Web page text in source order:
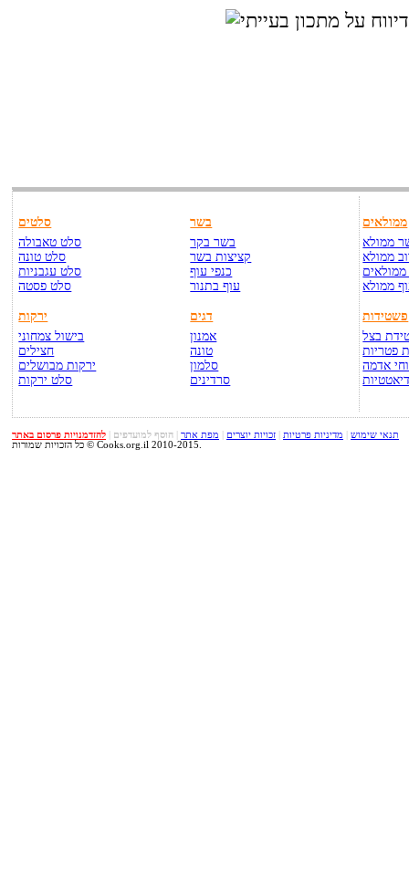
סלטים
סלט טאבולה
סלט טונה
סלט עגבניות
סלט פסטה
ירקות
בישול צמחוני
חצילים
ירקות מבושלים
סלט ירקות
בשר
בשר בקר
קציצות בשר
כנפי עוף
עוף בתנור
דגים
אמנון
טונה
סלמון
סרדינים
ממולאים
ממולא
ממולא
ממולא
פשטידות
בצל
פטריות
אדמה
תנאי שימוש מדיניות פרטיות זכויות יוצרים מפת אתר הוסף למועדפים
להזדמנויות פרסום באתר
כל הזכויות שמורות © Cooks.org.il 2010-2015.